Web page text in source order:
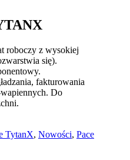
roboczy z wysokiej
się).
fakturowania
Do
TytanX, Nowości, Pace